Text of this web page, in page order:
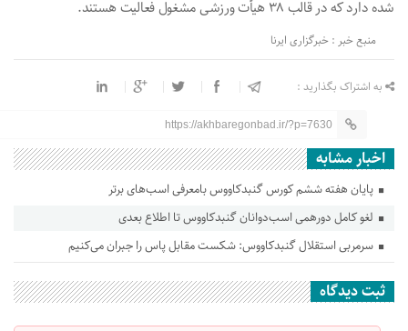
شده دارد که در قالب ۳۸ هیأت ورزشی مشغول فعالیت هستند.
منبع خبر : خبرگزاری ایرنا
به اشتراک بگذارید :
https://akhbaregonbad.ir/?p=7630
اخبار مشابه
پایان هفته ششم کورس گنبدکاووس بامعرفی اسب‌های برتر
لغو کامل دورهمی اسب‌دوانان گنبدکاووس تا اطلاع بعدی
سرمربی استقلال گنبدکاووس: شکست مقابل پاس را جبران می‌کنیم
ثبت دیدگاه